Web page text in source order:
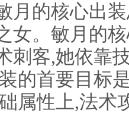
月的核心出
女。敏月的
刺客,她依靠
的首要目标
属性上,法术